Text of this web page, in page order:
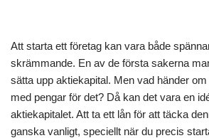
Att starta ett företag kan vara både
skrämmande. En av de första sakerna
sätta upp aktiekapital. Men vad händer
med pengar för det? Då kan det vara en
aktiekapitalet. Att ta ett lån för att täcka
ganska vanligt, speciellt när du precis